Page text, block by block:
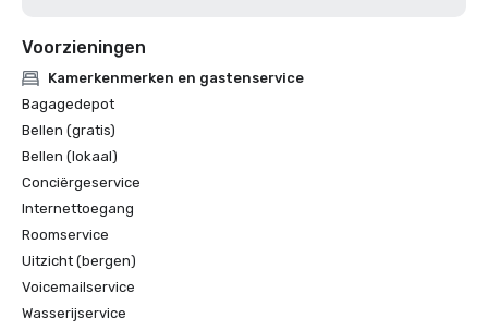
Manzanita in The Ritz-Carlton, Lake Tahoe
Wine Spectator: Restaurantprijzen 2025
2025 Best of Sierra Nevada: Gold Award voor beste Lake
Tahoe Spa
Reisgids van Forbes: The Ritz-Carlton Spa, Lake Tahoe,
viersterrenprijs
Voorzieningen
Kamerkenmerken en gastenservice
Bagagedepot
Bellen (gratis)
Bellen (lokaal)
Conciërgeservice
Internettoegang
Roomservice
Uitzicht (bergen)
Voicemailservice
Wasserijservice